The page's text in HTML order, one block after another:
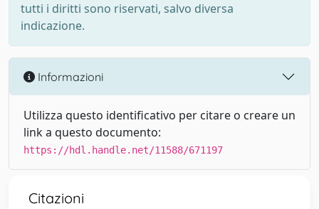
tutti i diritti sono riservati, salvo diversa
indicazione.
Informazioni
Utilizza questo identificativo per citare o creare un
link a questo documento:
https://hdl.handle.net/11588/671197
Citazioni